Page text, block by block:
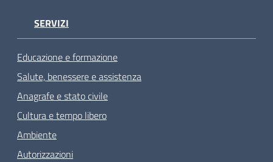
SERVIZI
Educazione e formazione
Salute, benessere e assistenza
Anagrafe e stato civile
Cultura e tempo libero
Ambiente
Autorizzazioni